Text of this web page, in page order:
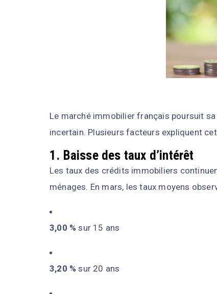
Le marché immobilier français poursuit
incertain. Plusieurs facteurs expliquent
1. Baisse des taux d’intérêt
Les taux des crédits immobiliers
ménages. En mars, les taux moyens
3,00 % sur 15 ans
3,20 % sur 20 ans